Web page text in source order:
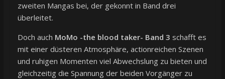
zweiten Mangas bei, der gekonnt in Band drei
überleitet.
Doch auch MoMo -the blood taker- Band 3 schafft es
mit einer düsteren Atmosphäre, actionreichen Szenen
und ruhigen Momenten viel Abwechslung zu bieten und
gleichzeitig die Spannung der beiden Vorgänger zu